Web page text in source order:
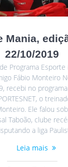
Mania,
22/10/2019
Programa Esporte
Fábio Monteiro
recebi no
o
Ele falou
Taboão, clube
a liga
Leia mais